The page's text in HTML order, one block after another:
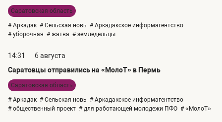
Саратовская область
# Аркадак # Сельская новь # Аркадакское информагентство
# уборочная # жатва # земледельцы
14:31
6 августа
Саратовцы отправились на «МолоТ» в Пермь
Саратовская область
# Аркадак # Сельская новь # Аркадакское информагентство
# общественный проект # для работающей молодежи ПФО # «МолоТ»